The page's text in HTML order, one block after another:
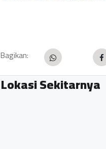
Bagikan:
Lokasi Sekitarnya
Kantor